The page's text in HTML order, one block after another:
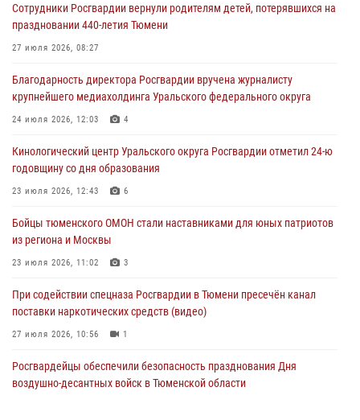
масштабных спортивных событий на Урале
05 августа 2026, 05:22
виновника ДТП
05 августа 2026, 05:15
труженицу тыла из Тюмени
04 августа 2026, 11:07
условиях в Тюменской области (видео)
04 августа 2026, 06:28
Сотрудники Росгвардии вернули родителям детей, потерявшихся на
праздновании 440-летия Тюмени
27 июля 2026, 08:27
Благодарность директора Росгвардии вручена журналисту
крупнейшего медиахолдинга Уральского федерального округа
24 июля 2026, 12:03 4
Кинологический центр Уральского округа Росгвардии отметил 24-ю
годовщину со дня образования
23 июля 2026, 12:43 6
Бойцы тюменского ОМОН стали наставниками для юных патриотов
из региона и Москвы
23 июля 2026, 11:02 3
При содействии спецназа Росгвардии в Тюмени пресечён канал
поставки наркотических средств (видео)
27 июля 2026, 10:56 1
Росгвардейцы обеспечили безопасность празднования Дня
воздушно-десантных войск в Тюменской области